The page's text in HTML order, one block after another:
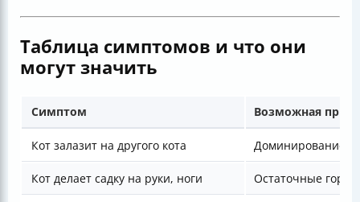
Таблица симптомов и что они
могут значить
Симптом Возможная
Кот залазит на другого кота Доминирование,
Кот делает садку на руки, ноги Остаточные